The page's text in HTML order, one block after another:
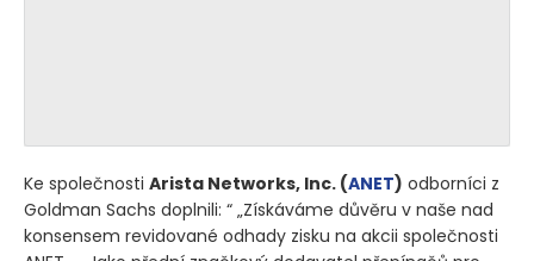
Ke společnosti Arista Networks, Inc. (ANET) odborníci z
Goldman Sachs doplnili: “ „Získáváme důvěru v naše nad
konsensem revidované odhady zisku na akcii společnosti